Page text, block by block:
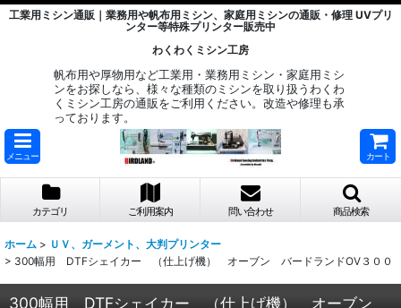
工業用ミシン通販｜業務用や帆布用ミシン、家庭用ミシンの通販・修理 UVプリ
ンター等特殊プリンター販売中
わくわくミシン工房
帆布用や厚物用など工業用・業務用ミシン・家庭用ミシ
ンをお探しなら、様々な種類のミシンを取り扱うわくわ
くミシン工房の通販をご利用ください。改造や修理も承
っております。
メニュー カート
カテゴリ ご利用案内 問い合わせ 商品検索
ホーム > ＵＶ、ガーメント、大判プリンター
> 300幅用 DTFシェイカー （仕上げ機） オーブン バードランドOV３００
300幅用 DTFシェイカー （仕上げ機） オーブン